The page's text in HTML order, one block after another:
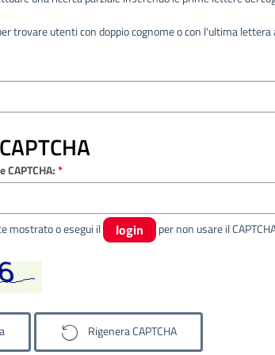
trovare utenti con doppio cognome o con l'ultima lettera
*
mostrato o esegui il login per non usare il
Rigenera CAPTCHA